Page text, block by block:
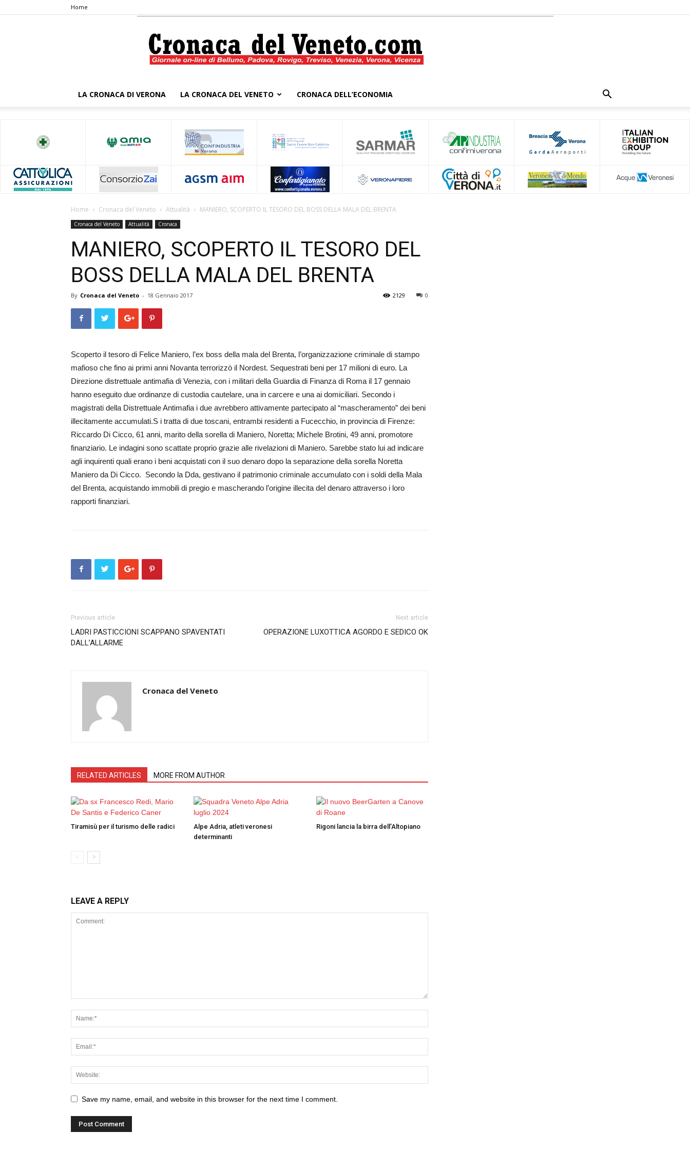
Home
Veneto
LA CRONACA DI VERONA LA CRONACA DEL VENETO CRONACA DELL’ECONOMIA
Home Cronaca del Veneto Attualità MANIERO, SCOPERTO IL TESORO DEL BOSS DELLA MALA DEL BRENTA
Cronaca del Veneto Attualità Cronaca
MANIERO, SCOPERTO IL TESORO DEL
BOSS DELLA MALA DEL BRENTA
By Cronaca del Veneto - 18 Gennaio 2017 0
2129
Scoperto il tesoro di Felice Maniero, l’ex boss della mala del Brenta, l’organizzazione criminale di stampo
mafioso che fino ai primi anni Novanta terrorizzò il Nordest. Sequestrati beni per 17 milioni di euro. La
Direzione distrettuale antimafia di Venezia, con i militari della Guardia di Finanza di Roma il 17 gennaio
hanno eseguito due ordinanze di custodia cautelare, una in carcere e una ai domiciliari. Secondo i
magistrati della Distrettuale Antimafia i due avrebbero attivamente partecipato al “mascheramento” dei beni
illecitamente accumulati.S i tratta di due toscani, entrambi residenti a Fucecchio, in provincia di Firenze:
Riccardo Di Cicco, 61 anni, marito della sorella di Maniero, Noretta; Michele Brotini, 49 anni, promotore
finanziario. Le indagini sono scattate proprio grazie alle rivelazioni di Maniero. Sarebbe stato lui ad indicare
agli inquirenti quali erano i beni acquistati con il suo denaro dopo la separazione della sorella Noretta
Maniero da Di Cicco. Secondo la Dda, gestivano il patrimonio criminale accumulato con i soldi della Mala
del Brenta, acquistando immobili di pregio e mascherando l’origine illecita del denaro attraverso i loro
rapporti finanziari.
Previous article
LADRI PASTICCIONI SCAPPANO SPAVENTATI
DALL’ALLARME
Next article
OPERAZIONE LUXOTTICA AGORDO E SEDICO OK
Cronaca del Veneto
RELATED ARTICLES MORE FROM AUTHOR
Tiramisù per il turismo delle radici
Alpe Adria, atleti veronesi
determinanti
Rigoni lancia la birra dell’Altopiano
LEAVE A REPLY
Save my name, email, and website in this browser for the next time I comment.